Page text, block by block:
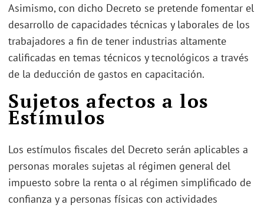
Asimismo, con dicho Decreto se pretende fomentar el
desarrollo de capacidades técnicas y laborales de los
trabajadores a fin de tener industrias altamente
calificadas en temas técnicos y tecnológicos a través
de la deducción de gastos en capacitación.
Sujetos afectos a los
Estímulos
Los estímulos fiscales del Decreto serán aplicables a
personas morales sujetas al régimen general del
impuesto sobre la renta o al régimen simplificado de
confianza y a personas físicas con actividades